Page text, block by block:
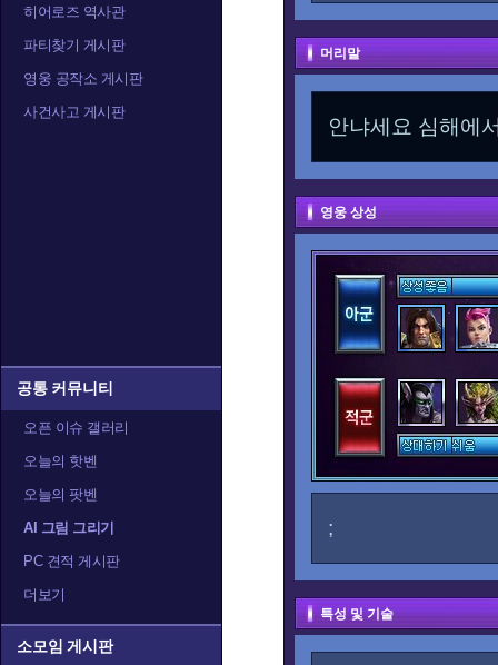
히어로즈 역사관
파티찾기 게시판
영웅 공작소 게시판
사건사고 게시판
공통 커뮤니티
오픈 이슈 갤러리
오늘의 핫벤
오늘의 팟벤
AI 그림 그리기
PC 견적 게시판
더보기
소모임 게시판
머리말
안냐세요 심해에
영웅 상성
;
특성 및 기술